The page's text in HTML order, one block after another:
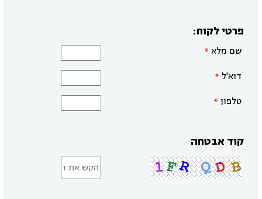
פרטי לקוח:
שם מלא
דוא'ל
טלפון
קוד אבטחה